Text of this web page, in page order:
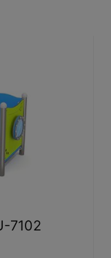
7102